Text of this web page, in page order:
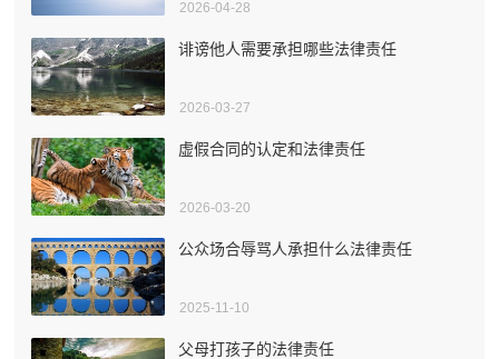
2026-04-28
诽谤他人需要承担哪些法律责任
2026-03-27
虚假合同的认定和法律责任
2026-03-20
公众场合辱骂人承担什么法律责任
2025-11-10
父母打孩子的法律责任